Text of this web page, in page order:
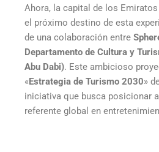
Ahora, la capital de los
el próximo destino de esta
de una colaboración entre
Departamento de Cultura y
Abu Dabi). Este ambicioso
«Estrategia de Turismo 2030»
iniciativa que busca posicionar
referente global en